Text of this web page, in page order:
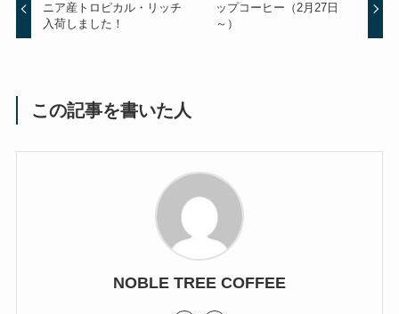
ニア産トロピカル・リッチ
入荷しました！
ップコーヒー（2月27日
～）
この記事を書いた人
NOBLE TREE COFFEE